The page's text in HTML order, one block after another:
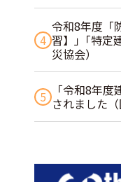
4
令和8年度「
習】」｢特定
災協会）
5
「令和8年
されました（